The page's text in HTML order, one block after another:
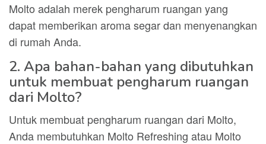
Molto adalah merek pengharum ruangan yang
dapat memberikan aroma segar dan menyenangkan
di rumah Anda.
2. Apa bahan-bahan yang dibutuhkan
untuk membuat pengharum ruangan
dari Molto?
Untuk membuat pengharum ruangan dari Molto,
Anda membutuhkan Molto Refreshing atau Molto